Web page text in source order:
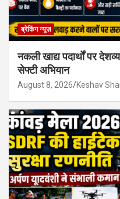
ब्रेकिंग न्यूज़
नकली खाद्य पदार्थों पर
सेफ्टी अभियान
August 8, 2026 Keshav